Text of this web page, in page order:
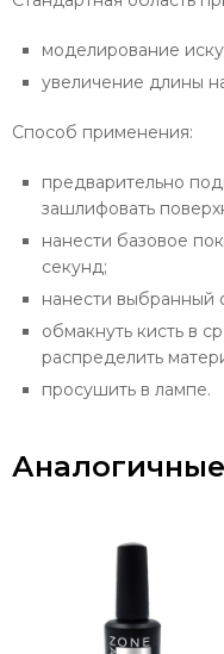
моделирование
увеличение длины
Способ применения:
предварительно
зашлифовать
нанести базовое
секунд;
нанести выбранный
обмакнуть кисть в
распределить
просушить в лампе.